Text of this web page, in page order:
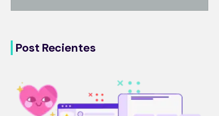
Post Recientes